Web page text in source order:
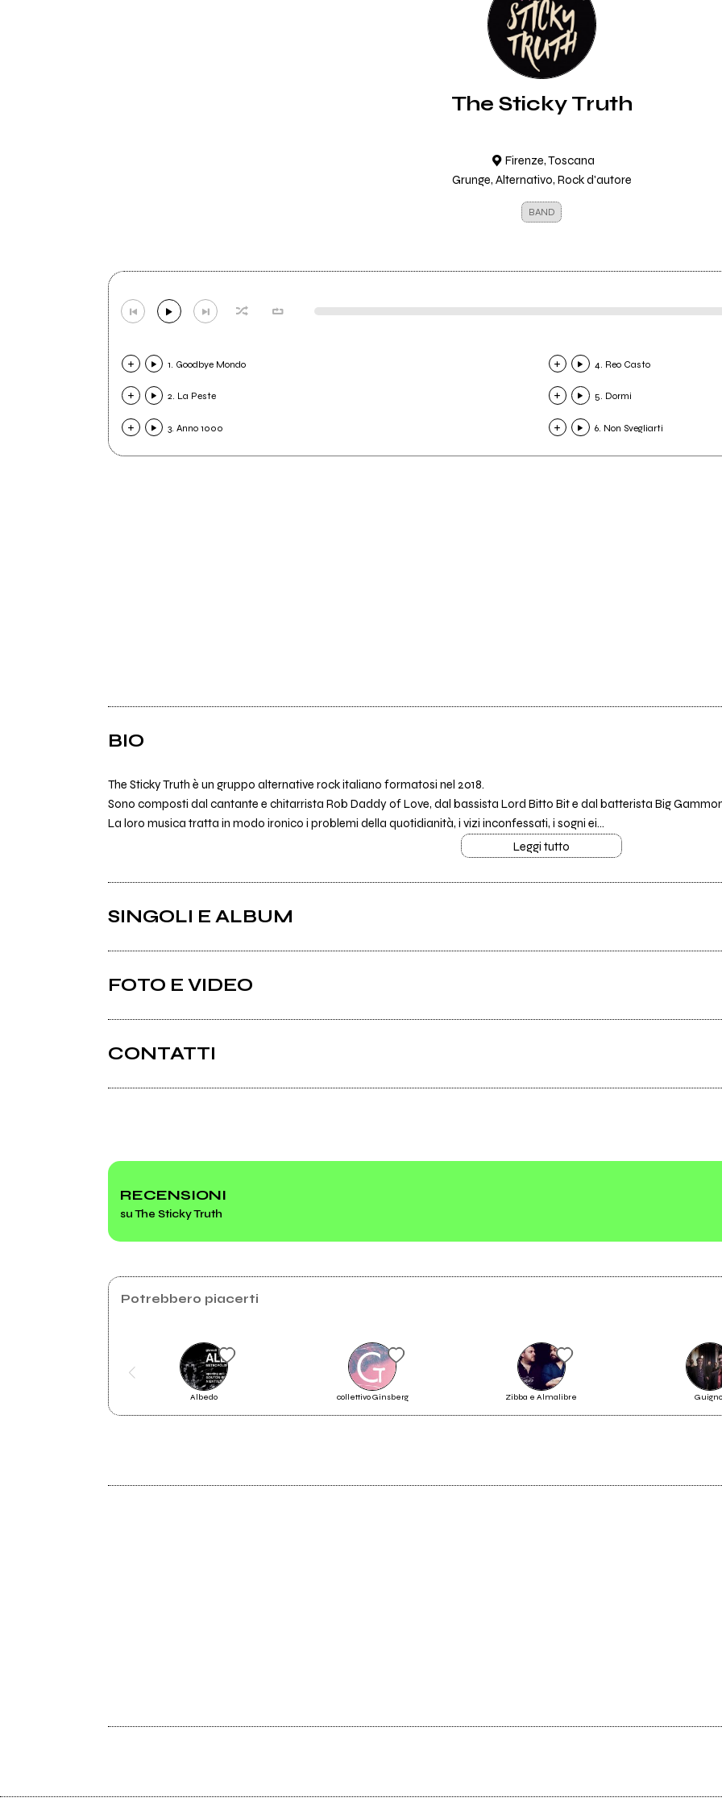
The Sticky Truth
Firenze, Toscana
Grunge, Alternativo, Rock d'autore
BAND
1. Goodbye Mondo
2. La Peste
3. Anno 1000
4. Reo Casto
5. Dormi
6. Non Svegliarti
BIO
The Sticky Truth è un gruppo alternative rock italiano formatosi nel 2018.
Sono composti dal cantante e chitarrista Rob Daddy of Love, dal bassista Lord Bitto Bit e dal batterista Big
La loro musica tratta in modo ironico i problemi della quotidianità, i vizi inconfessati, i sogni ei...
Leggi tutto
SINGOLI E ALBUM
MondoSfondo
FOTO E VIDEO
CONTATTI
RECENSIONI
su The Sticky Truth
Potrebbero piacerti
Albedo collettivo Ginsberg Zibba e Almalibre